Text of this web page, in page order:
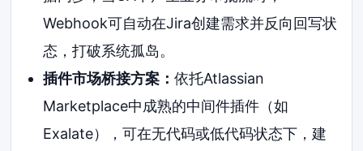
Webhook可自动在Jira创建需求并反向回写状
态，打破系统孤岛。
插件市场桥接方案： 依托Atlassian
Marketplace中成熟的中间件插件（如
Exalate），可在无代码或低代码状态下，建